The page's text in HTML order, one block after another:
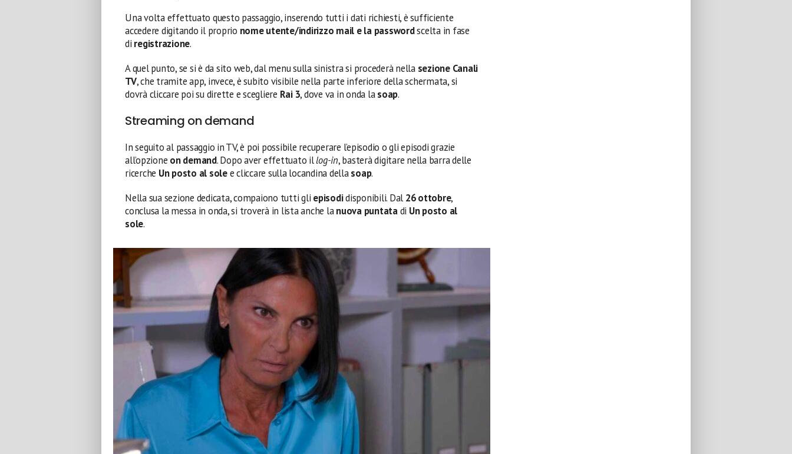
Una volta effettuato questo passaggio, inserendo tutti i dati richiesti, è sufficiente
accedere digitando il proprio nome utente/indirizzo mail e la passwordscelta in fase
di registrazione.
A quel punto, se si è da sito web, dal menu sulla sinistra si procederà nella sezione Canali
TV, che tramite app, invece, è subito visibile nella parte inferiore della schermata, si
dovrà cliccare poi su dirette e scegliere Rai 3, dove va in onda lasoap.
Streaming on demand
In seguito al passaggio in TV, è poi possibile recuperare l’episodio o gli episodi grazie
all’opzione on demand. Dopo aver effettuato illog-in, basterà digitare nella barra delle
ricerche Un posto al solee cliccare sulla locandina dellasoap.
Nella sua sezione dedicata, compaiono tutti gli episodidisponibili. Dal 26 ottobre,
conclusa la messa in onda, si troverà in lista anche lanuova puntatadi Un posto al
sole.